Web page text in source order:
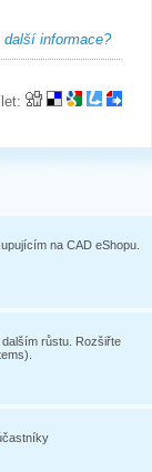
další informace?
na CAD eShopu.
růstu. Rozšiřte